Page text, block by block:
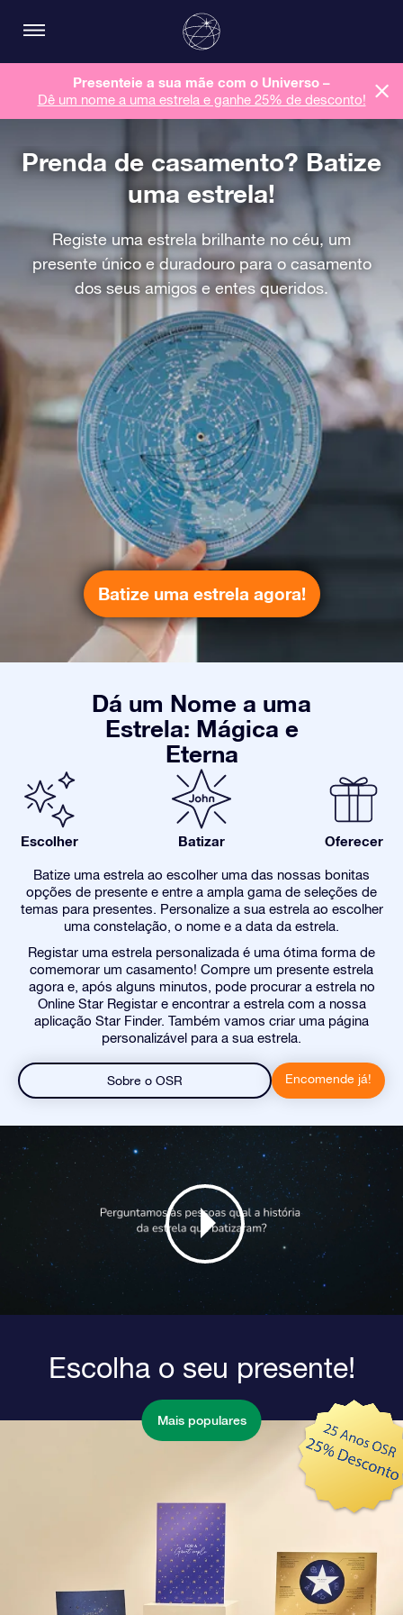
Presenteie a sua mãe com o Universo –
Dê um nome a uma estrela e ganhe 25% de desconto!
Prenda de casamento? Batize
uma estrela!
Registe uma estrela brilhante no céu, um
presente único e duradouro para o casamento
dos seus amigos e entes queridos.
Batize uma estrela agora!
Dá um Nome a uma
Estrela: Mágica e
Eterna
Escolher Batizar Oferecer
Batize uma estrela ao escolher uma das nossas bonitas
opções de presente e entre a ampla gama de seleções de
temas para presentes. Personalize a sua estrela ao escolher
uma constelação, o nome e a data da estrela.
Registar uma estrela personalizada é uma ótima forma de
comemorar um casamento! Compre um presente estrela
agora e, após alguns minutos, pode procurar a estrela no
Online Star Registar e encontrar a estrela com a nossa
aplicação Star Finder. Também vamos criar uma página
personalizável para a sua estrela.
Sobre o OSR Encomende já!
Escolha o seu presente!
Mais populares